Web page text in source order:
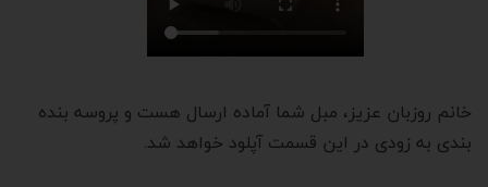
خانم روزبان عزیز، مبل شما آماده ارسال هست و پروسه بنده
بندی به زودی در این قسمت آپلود خواهد شد.